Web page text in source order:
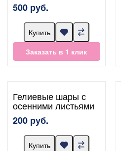
500 руб.
Купить
Заказать в 1 клик
Гелиевые шары с
осенними листьями
200 руб.
Купить